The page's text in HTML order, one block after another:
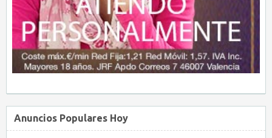
Anuncios Populares Hoy